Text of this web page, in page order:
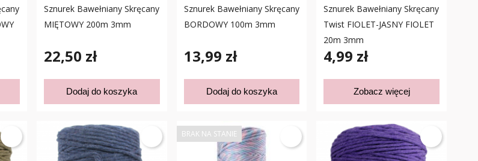
Sznurek Bawełniany Skręcany
MIĘTOWY 200m 3mm
22,50 zł
Dodaj do koszyka
Sznurek Bawełniany Skręcany
BORDOWY 100m 3mm
13,99 zł
Dodaj do koszyka
Sznurek Bawełniany Skręcany
Twist FIOLET-JASNY FIOLET
20m 3mm
4,99 zł
Zobacz więcej
BRAK NA STANIE